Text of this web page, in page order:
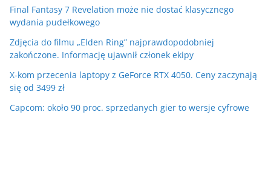
Final Fantasy 7 Revelation może nie dostać klasycznego
wydania pudełkowego
Zdjęcia do filmu „Elden Ring” najprawdopodobniej
zakończone. Informację ujawnił członek ekipy
X-kom przecenia laptopy z GeForce RTX 4050. Ceny zaczynają
się od 3499 zł
Capcom: około 90 proc. sprzedanych gier to wersje cyfrowe